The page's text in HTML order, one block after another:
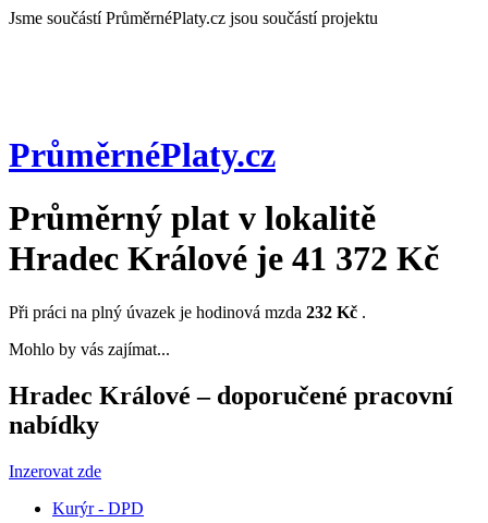
Jsme součástí PrůměrnéPlaty.cz jsou součástí projektu
PrůměrnéPlaty.cz
Průměrný plat v lokalitě
Hradec Králové je 41 372 Kč
Při práci na plný úvazek je hodinová mzda 232 Kč .
Mohlo by vás zajímat...
Hradec Králové – doporučené pracovní
nabídky
Inzerovat zde
Kurýr - DPD